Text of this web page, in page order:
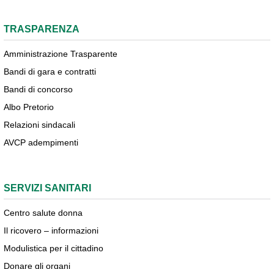
TRASPARENZA
Amministrazione Trasparente
Bandi di gara e contratti
Bandi di concorso
Albo Pretorio
Relazioni sindacali
AVCP adempimenti
SERVIZI SANITARI
Centro salute donna
Il ricovero – informazioni
Modulistica per il cittadino
Donare gli organi